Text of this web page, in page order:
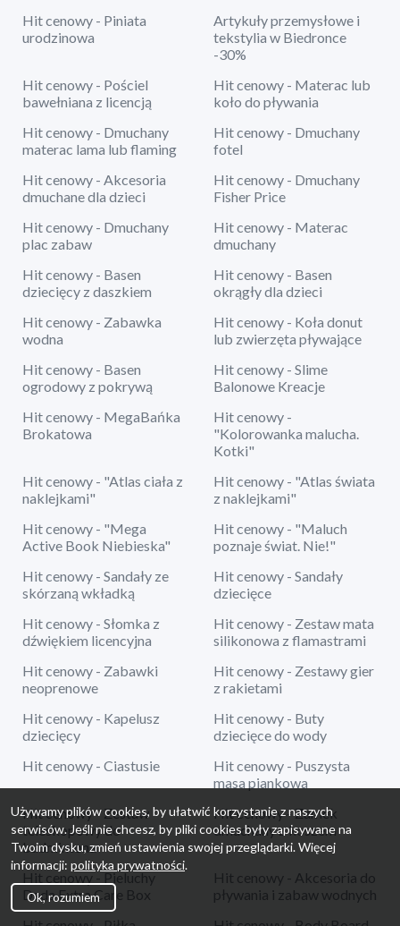
Hit cenowy - Piniata
urodzinowa
Artykuły przemysłowe i
tekstylia w Biedronce
-30%
Hit cenowy - Pościel
bawełniana z licencją
Hit cenowy - Materac lub
koło do pływania
Hit cenowy - Dmuchany
materac lama lub flaming
Hit cenowy - Dmuchany
fotel
Hit cenowy - Akcesoria
dmuchane dla dzieci
Hit cenowy - Dmuchany
Fisher Price
Hit cenowy - Dmuchany
plac zabaw
Hit cenowy - Materac
dmuchany
Hit cenowy - Basen
dziecięcy z daszkiem
Hit cenowy - Basen
okrągły dla dzieci
Hit cenowy - Zabawka
wodna
Hit cenowy - Koła donut
lub zwierzęta pływające
Hit cenowy - Basen
ogrodowy z pokrywą
Hit cenowy - Slime
Balonowe Kreacje
Hit cenowy - MegaBańka
Brokatowa
Hit cenowy -
"Kolorowanka malucha.
Kotki"
Hit cenowy - "Atlas ciała z
naklejkami"
Hit cenowy - "Atlas świata
z naklejkami"
Hit cenowy - "Mega
Active Book Niebieska"
Hit cenowy - "Maluch
poznaje świat. Nie!"
Hit cenowy - Sandały ze
skórzaną wkładką
Hit cenowy - Sandały
dziecięce
Hit cenowy - Słomka z
dźwiękiem licencyjna
Hit cenowy - Zestaw mata
silikonowa z flamastrami
Hit cenowy - Zabawki
neoprenowe
Hit cenowy - Zestawy gier
z rakietami
Hit cenowy - Kapelusz
dziecięcy
Hit cenowy - Buty
dziecięce do wody
Hit cenowy - Ciastusie
Hit cenowy - Puszysta
masa piankowa
Hit cenowy - Zestaw
teleskopowy do
badmintona
Hit cenowy - Zamek
dmuchany z koszem
Hit cenowy - Pieluchy
Dada Extra Care Box
Hit cenowy - Akcesoria do
pływania i zabaw wodnych
Używamy plików cookies, by ułatwić korzystanie z naszych
serwisów. Jeśli nie chcesz, by pliki cookies były zapisywane na
Twoim dysku, zmień ustawienia swojej przeglądarki. Więcej
informacji: polityka prywatności.
Ok, rozumiem